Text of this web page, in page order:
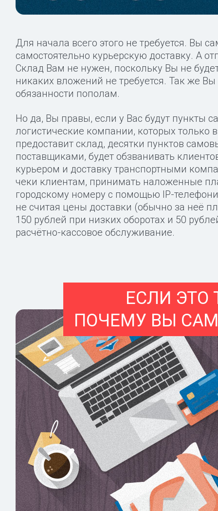
Для начала всего этого не требуется. Вы
самостоятельно курьерскую доставку. А
Склад Вам не нужен, поскольку Вы не
никаких вложений не требуется. Так же
обязанности пополам.
Но да, Вы правы, если у Вас будут пункты
логистические компании, которых
предоставит склад, десятки пунктов
поставщиками, будет обзванивать
курьером и доставку транспортными
чеки клиентам, принимать наложенные
городскому номеру с помощью IP-
не считая цены доставки (обычно за неё
150 рублей при низких оборотах и 50
расчётно-кассовое обслуживание.
ЕСЛИ ЭТО
ПОЧЕМУ ВЫ